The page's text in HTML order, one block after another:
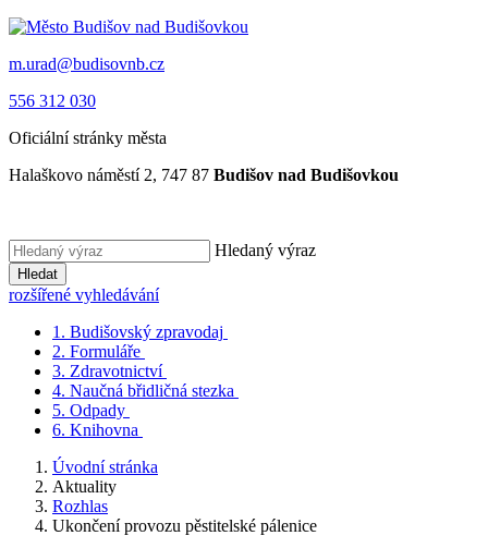
m.urad@budisovnb.cz
556 312 030
Oficiální stránky města
Halaškovo náměstí 2, 747 87 Budišov nad Budišovkou
Hledaný výraz
Hledat
rozšířené vyhledávání
1. Budišovský zpravodaj
2. Formuláře
3. Zdravotnictví
4. Naučná břidličná stezka
5. Odpady
6. Knihovna
Úvodní stránka
Aktuality
Rozhlas
Ukončení provozu pěstitelské pálenice